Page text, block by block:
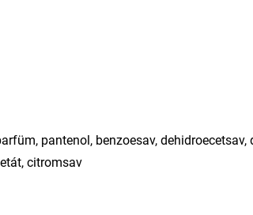
pantenol, benzoesav, dehidroecetsav,
citromsav